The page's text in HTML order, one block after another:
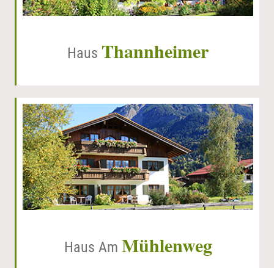
Haus Thannheimer
Haus Am Mühlenweg